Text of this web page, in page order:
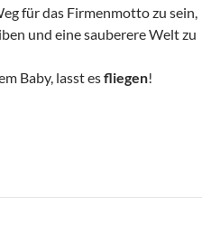
für das Firmenmotto zu sein,
und eine sauberere Welt zu
Baby, lasst esfliegen!